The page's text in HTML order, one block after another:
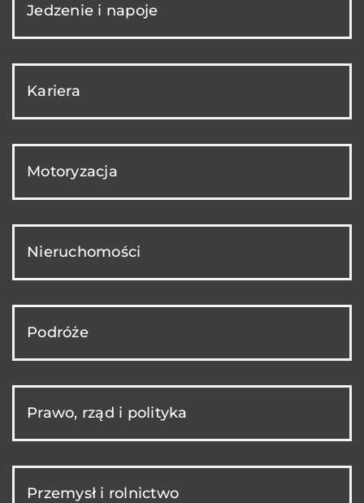
Jedzenie i napoje
Kariera
Motoryzacja
Nieruchomości
Podróże
Prawo, rząd i polityka
Przemysł i rolnictwo